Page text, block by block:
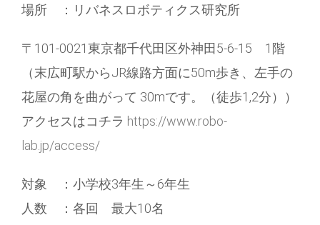
場所 ：リバネスロボティクス研究所
〒101-0021東京都千代田区外神田5-6-15 1階
（末広町駅からJR線路方面に50m歩き、左手の
花屋の角を曲がって 30mです。（徒歩1,2分））
アクセスはコチラ https://www.robo-
lab.jp/access/
対象 ：小学校3年生～6年生
人数 ：各回 最大10名